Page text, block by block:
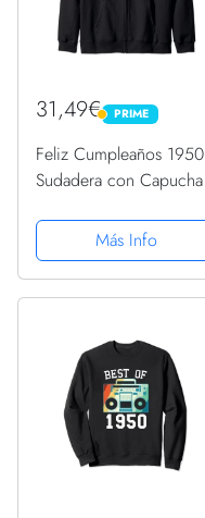
31,49€ PRIME
PRIME
Feliz Cumpleaños 1950
Sudadera con Capucha
Más Info